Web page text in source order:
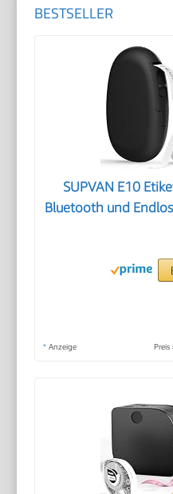
BESTSELLER
SUPVAN E10
Bluetooth und
* Anzeige Preis